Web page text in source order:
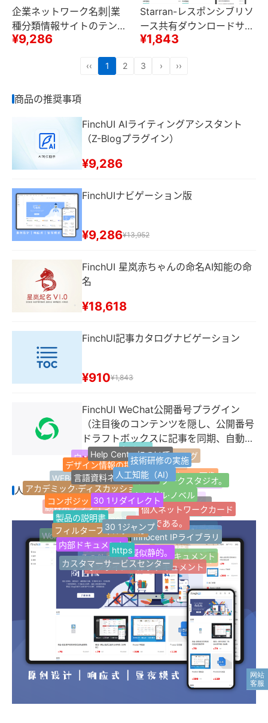
企業ネットワーク名刺|業
種分類情報サイトのテンプ
レート
¥9,286
Starran-レスポンシブリソ
ース共有ダウンロードサイ
トテーマ
¥1,843
‹‹ 1 2 3 › ››
商品の推奨事項
FinchUI AIライティングアシスタント
（Z-Blogプラグイン）
¥9,286
FinchUIナビゲーション版
¥9,286¥13,952
FinchUI 星岚赤ちゃんの命名AI知能の命
名
¥18,618
FinchUI記事カタログナビゲーション
¥910¥1,843
FinchUI WeChat公開番号プラグイン
（注目後のコンテンツを隠し、公開番号
ドラフトボックスに記事を同期、自動返
信などの機能）
¥2,986
人気のハッシュタグ
Z-blogPHP
FinchUI
ウェブサイトナビゲーション
1ページのウェブサイト
Z-Blogプラグイン
マイクロパブリック番号
開発サービスの開発
カスタムサービス
応答性が高い。
適応する。
Jquery
ブログサイト最新のラベル
人気のハッシュタグ
ランダムラベル
Tag Archives for
AIライティングアシスタント
記事複数選択分類
その他の分類
Word Pressプラグイン
顧客用プラグイン
WEB引越しサイト
ウェブサイト情報
favicon
ウェブサイトタグ
サムネール画像
jQuery
Safariブラウザ
オープン·ドキュメント
オンラインヘルプドキュメント
カスタマーサービスセンター
内部ドキュメント
製品の説明書
アカデミック·ディスカッション
デザイン情報の提供
Help Centerについて
技術研修の実施
ネットワークスタジオ。
個人ネットワークカード
Innocent IPライブラリ
擬似静的。
https
フィルターフィルターは
コンポジットネットワーク
言語資料ネットワーク
人工知能（AI）
シングル·ノベル
良い本である。
30 1ジャンプ
30 1リダイレクト